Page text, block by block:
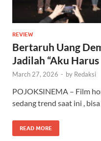
REVIEW
Bertaruh Uang
Jadilah “Aku
March 27, 2026 - by Redaksi
POJOKSINEMA – Film
sedang trend saat ini ,
READ MORE